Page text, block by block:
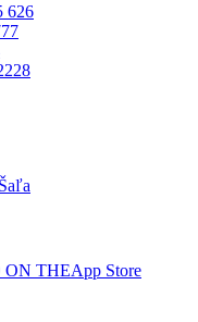
626
THEApp Store